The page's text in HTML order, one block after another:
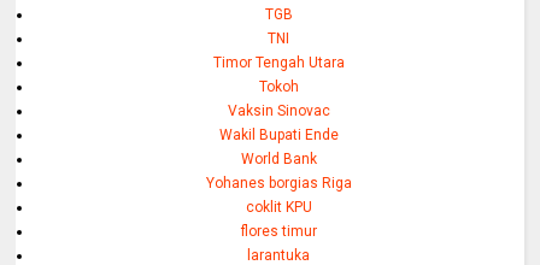
TGB
TNI
Timor Tengah Utara
Tokoh
Vaksin Sinovac
Wakil Bupati Ende
World Bank
Yohanes borgias Riga
coklit KPU
flores timur
larantuka